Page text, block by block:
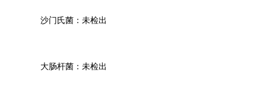
沙门氏菌：未检出
大肠杆菌：未检出